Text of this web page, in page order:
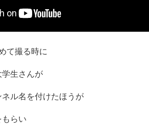
て撮る時に
生さんが
ル名を付けたほうが
らい